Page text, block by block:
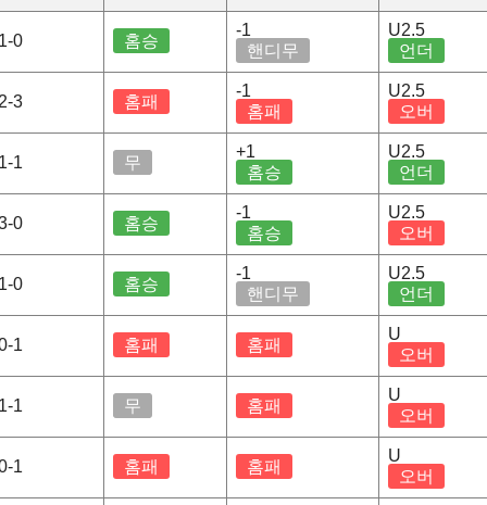
0 홈승
-1
핸디무
U2.5
언더
3 홈패
-1
홈패
U2.5
오버
1 무
+1
홈승
U2.5
언더
0 홈승
-1
홈승
U2.5
오버
0 홈승
-1
핸디무
U2.5
언더
1 홈패 홈패
U
오버
1 무 홈패
U
오버
1 홈패 홈패
U
오버